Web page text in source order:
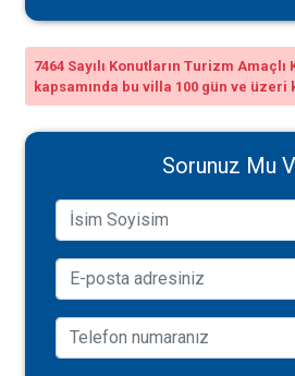
7464 Sayılı Konutların Turizm
kapsamında bu villa 100 gün ve
Sorunuz Mu